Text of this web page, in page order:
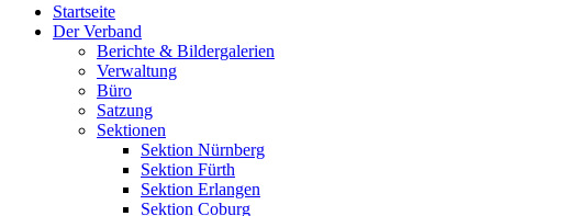
Startseite
Der Verband
Berichte & Bildergalerien
Verwaltung
Büro
Satzung
Sektionen
Sektion Nürnberg
Sektion Fürth
Sektion Erlangen
Sektion Coburg